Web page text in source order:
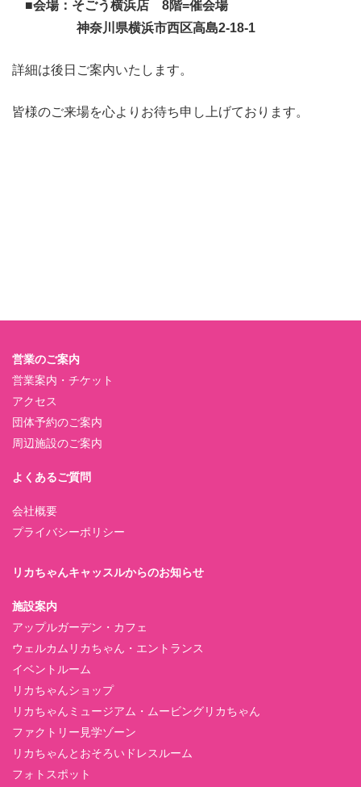
■会場：そごう横浜店 8階=催会場
神奈川県横浜市西区高島2-18-1
詳細は後日ご案内いたします。
皆様のご来場を心よりお待ち申し上げております。
営業のご案内
営業案内・チケット
アクセス
団体予約のご案内
周辺施設のご案内
よくあるご質問
会社概要
プライバシーポリシー
リカちゃんキャッスルからのお知らせ
施設案内
アップルガーデン・カフェ
ウェルカムリカちゃん・エントランス
イベントルーム
リカちゃんショップ
リカちゃんミュージアム・ムービングリカちゃん
ファクトリー見学ゾーン
リカちゃんとおそろいドレスルーム
フォトスポット